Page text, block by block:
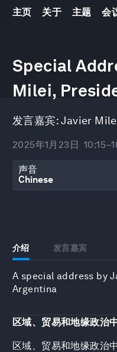
主页 关于 主题 会
Special
Milei,
发言嘉宾: Javier
2025年1月23日
声音
介绍 发言嘉宾
A special address by
Argentina
区域、贸易和地缘政治
区域、贸易和地缘政治
seconds
of
minutes,
47